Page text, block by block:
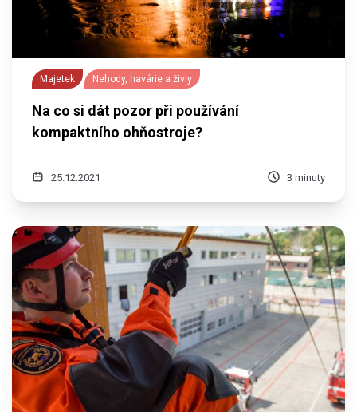
Majetek Nehody, havárie a živly
Na co si dát pozor při používání
kompaktního ohňostroje?
25.12.2021 3 minuty